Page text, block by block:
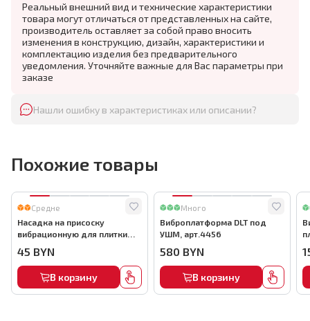
Реальный внешний вид и технические характеристики
товара могут отличаться от представленных на сайте,
производитель оставляет за собой право вносить
изменения в конструкцию, дизайн, характеристики и
комплектацию изделия без предварительного
уведомления. Уточняйте важные для Вас параметры при
заказе
Нашли ошибку в характеристиках или описании?
Похожие товары
Средне
Насадка на присоску
вибрационную для плитки
45 BYN
В корзину
Много
Виброплатформа DLT под
УШМ, арт.4456
580 BYN
В корзину